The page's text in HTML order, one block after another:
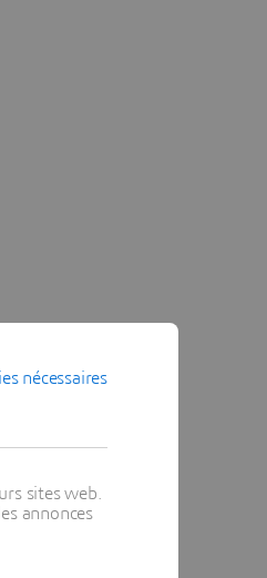
nécessaires
sites web.
annonces